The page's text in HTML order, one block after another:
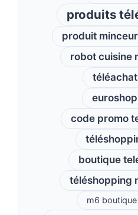
produits
produit
robot cuisine
code promo
boutique
téléshopping
m6